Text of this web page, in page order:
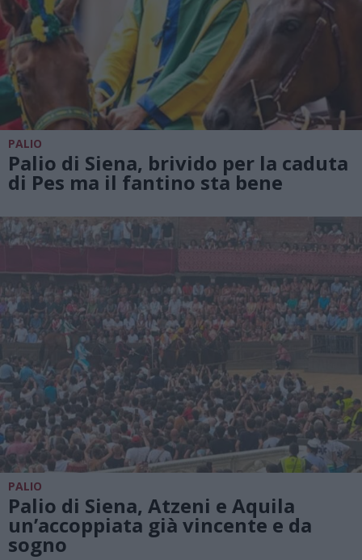
PALIO
Palio di Siena, brivido per la caduta
di Pes ma il fantino sta bene
PALIO
Palio di Siena, Atzeni e Aquila
un’accoppiata già vincente e da
sogno